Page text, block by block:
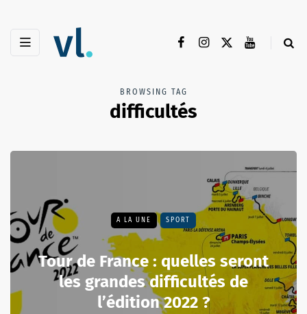
BROWSING TAG
difficultés
A LA UNE SPORT
Tour de France : quelles seront
les grandes difficultés de
l’édition 2022 ?